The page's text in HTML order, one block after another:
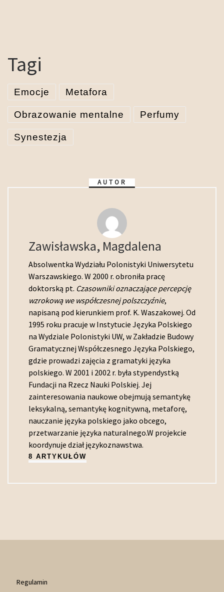
Tagi
Emocje Metafora
Obrazowanie mentalne Perfumy
Synestezja
AUTOR
Zawisławska, Magdalena
Absolwentka Wydziału Polonistyki Uniwersytetu
Warszawskiego. W 2000 r. obroniła pracę
doktorską pt. Czasowniki oznaczające percepcję
wzrokową we współczesnej polszczyźnie,
napisaną pod kierunkiem prof. K. Waszakowej. Od
1995 roku pracuje w Instytucie Języka Polskiego
na Wydziale Polonistyki UW, w Zakładzie Budowy
Gramatycznej Współczesnego Języka Polskiego,
gdzie prowadzi zajęcia z gramatyki języka
polskiego. W 2001 i 2002 r. była stypendystką
Fundacji na Rzecz Nauki Polskiej. Jej
zainteresowania naukowe obejmują semantykę
leksykalną, semantykę kognitywną, metaforę,
nauczanie języka polskiego jako obcego,
przetwarzanie języka naturalnego.W projekcie
koordynuje dział językoznawstwa.
8 ARTYKUŁÓW
Regulamin